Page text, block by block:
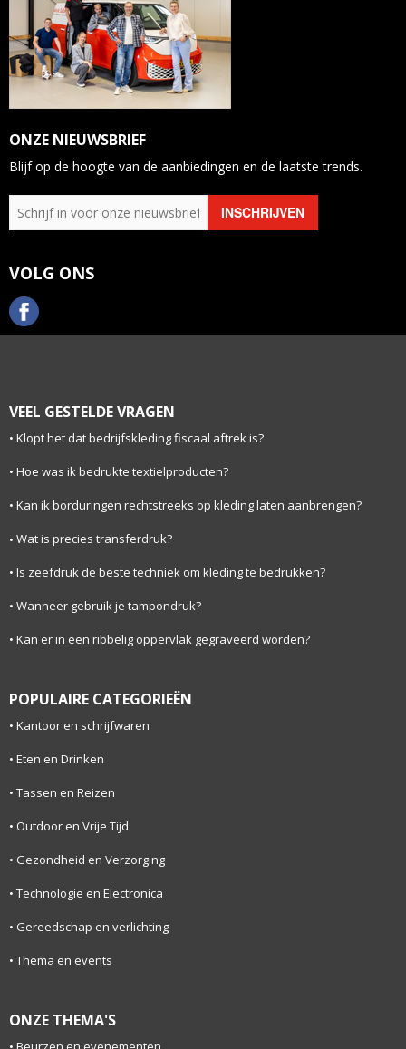
ONZE NIEUWSBRIEF
Blijf op de hoogte van de aanbiedingen en de laatste trends.
VOLG ONS
VEEL GESTELDE VRAGEN
Klopt het dat bedrijfskleding fiscaal aftrek is?
Hoe was ik bedrukte textielproducten?
Kan ik borduringen rechtstreeks op kleding laten aanbrengen?
Wat is precies transferdruk?
Is zeefdruk de beste techniek om kleding te bedrukken?
Wanneer gebruik je tampondruk?
Kan er in een ribbelig oppervlak gegraveerd worden?
POPULAIRE CATEGORIEËN
Kantoor en schrijfwaren
Eten en Drinken
Tassen en Reizen
Outdoor en Vrije Tijd
Gezondheid en Verzorging
Technologie en Electronica
Gereedschap en verlichting
Thema en events
ONZE THEMA'S